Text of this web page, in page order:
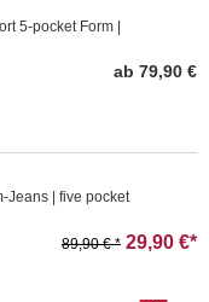
5-pocket Form |
ab 79,90 €
Jeans | five pocket
89,90 € * 29,90 €*